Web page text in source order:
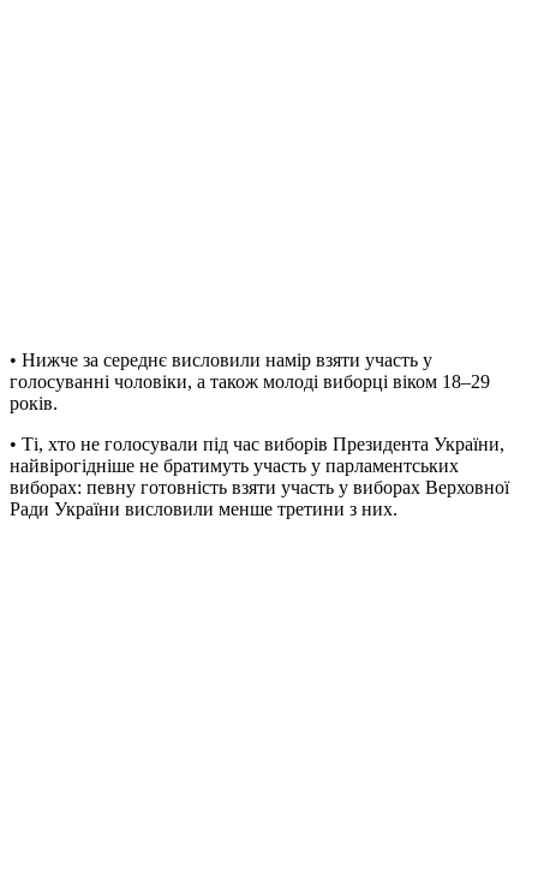
• Нижче за середнє висловили намір взяти участь у
голосуванні чоловіки, а також молоді виборці віком 18–29
років.
• Ті, хто не голосували під час виборів Президента України,
найвірогідніше не братимуть участь у парламентських
виборах: певну готовність взяти участь у виборах Верховної
Ради України висловили менше третини з них.